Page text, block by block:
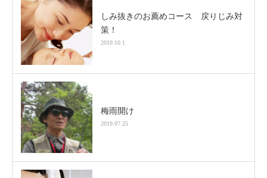
しみ抜きのお薦めコース 戻りじみ対
策！
2019.10.1
梅雨開け
2019.07.25